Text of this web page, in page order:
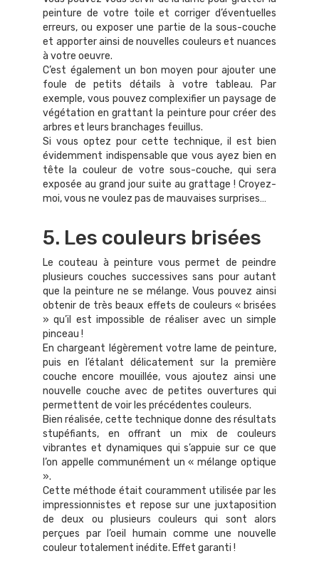
peinture de votre toile et corriger d’éventuelles
erreurs, ou exposer une partie de la sous-couche
et apporter ainsi de nouvelles couleurs et nuances
à votre oeuvre.
C’est également un bon moyen pour ajouter une
foule de petits détails à votre tableau. Par
exemple, vous pouvez complexifier un paysage de
végétation en grattant la peinture pour créer des
arbres et leurs branchages feuillus.
Si vous optez pour cette technique, il est bien
évidemment indispensable que vous ayez bien en
tête la couleur de votre sous-couche, qui sera
exposée au grand jour suite au grattage ! Croyez-
moi, vous ne voulez pas de mauvaises surprises…
5. Les couleurs brisées
Le couteau à peinture vous permet de peindre
plusieurs couches successives sans pour autant
que la peinture ne se mélange. Vous pouvez ainsi
obtenir de très beaux effets de couleurs « brisées
» qu’il est impossible de réaliser avec un simple
pinceau !
En chargeant légèrement votre lame de peinture,
puis en l’étalant délicatement sur la première
couche encore mouillée, vous ajoutez ainsi une
nouvelle couche avec de petites ouvertures qui
permettent de voir les précédentes couleurs.
Bien réalisée, cette technique donne des résultats
stupéfiants, en offrant un mix de couleurs
vibrantes et dynamiques qui s’appuie sur ce que
l’on appelle communément un « mélange optique
».
Cette méthode était couramment utilisée par les
impressionnistes et repose sur une juxtaposition
de deux ou plusieurs couleurs qui sont alors
perçues par l’oeil humain comme une nouvelle
couleur totalement inédite. Effet garanti !